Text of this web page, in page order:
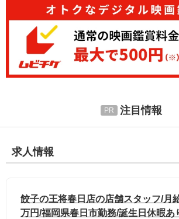
注目情報
求人情報
餃子の王将春日店の店舗スタッフ/月
万円/福岡県春日市勤務/誕生日休暇あ